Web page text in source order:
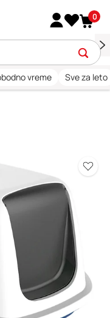
0
vreme Sve za leto